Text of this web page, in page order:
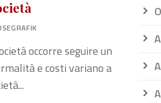
occorre seguire un
e costi variano a